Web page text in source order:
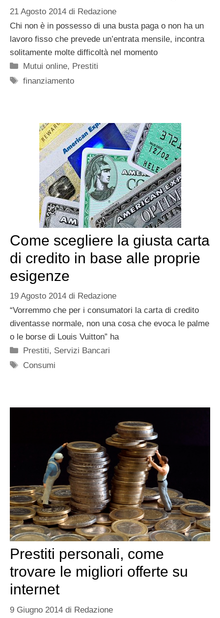
21 Agosto 2014 di Redazione
Chi non è in possesso di una busta paga o non ha un
lavoro fisso che prevede un’entrata mensile, incontra
solitamente molte difficoltà nel momento
Categorie
Mutui online, Prestiti
Tag
finanziamento
Come scegliere la giusta carta
di credito in base alle proprie
esigenze
19 Agosto 2014 di Redazione
“Vorremmo che per i consumatori la carta di credito
diventasse normale, non una cosa che evoca le palme
o le borse di Louis Vuitton” ha
Categorie
Prestiti, Servizi Bancari
Tag
Consumi
Prestiti personali, come
trovare le migliori offerte su
internet
9 Giugno 2014 di Redazione